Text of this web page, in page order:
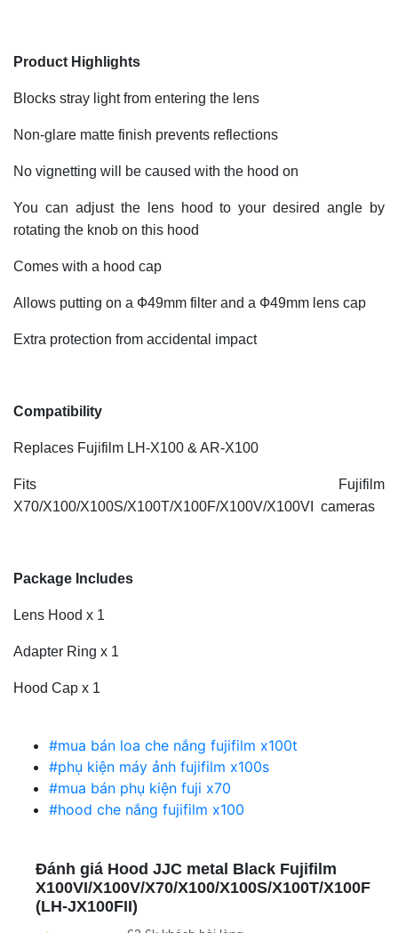
Product Highlights
Blocks stray light from entering the lens
Non-glare matte finish prevents reflections
No vignetting will be caused with the hood on
You can adjust the lens hood to your desired angle by
rotating the knob on this hood
Comes with a hood cap
Allows putting on a Ф49mm filter and a Ф49mm lens cap
Extra protection from accidental impact
Compatibility
Replaces Fujifilm LH-X100 & AR-X100
Fits Fujifilm
X70/X100/X100S/X100T/X100F/X100V/X100VI cameras
Package Includes
Lens Hood x 1
Adapter Ring x 1
Hood Cap x 1
#mua bán loa che nắng fujifilm x100t
#phụ kiện máy ảnh fujifilm x100s
#mua bán phụ kiện fuji x70
#hood che nắng fujifilm x100
Đánh giá Hood JJC metal Black Fujifilm
X100VI/X100V/X70/X100/X100S/X100T/X100F
(LH-JX100FII)